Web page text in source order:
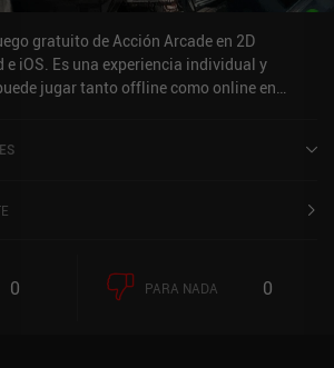
gratuito de Acción Arcade en 2D
iOS. Es una experiencia individual y
jugar tanto offline como online en
0 PARA NADA 0